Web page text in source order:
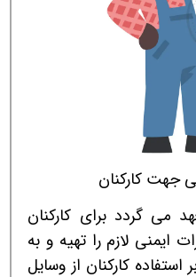
جهت کارکنان
می گردد برای کارکنان
لازم را تهیه و به
کارکنان از وسایل